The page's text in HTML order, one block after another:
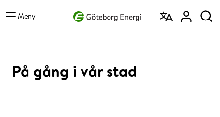
Meny
På gång i vår stad